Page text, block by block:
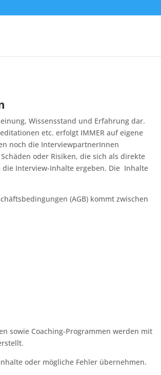
Wissensstand und Erfahrung dar.
etc. erfolgt IMMER auf eigene
noch die InterviewpartnerInnen
oder Risiken, die sich als direkte
Interview-Inhalte ergeben. Die Inhalte
(AGB) kommt zwischen
sowie Coaching-Programmen werden mit
oder mögliche Fehler übernehmen.